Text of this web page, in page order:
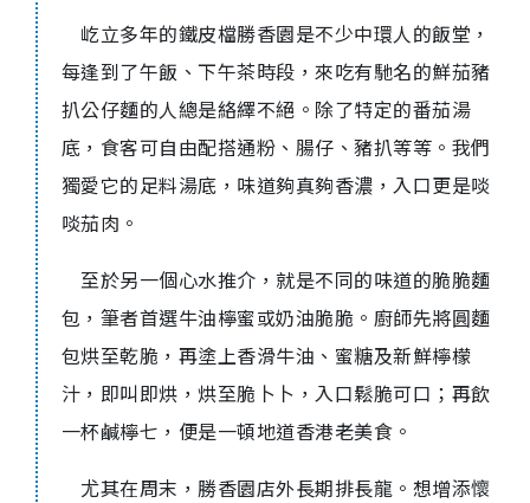
屹立多年的鐵皮檔勝香園是不少中環人的飯堂，
每逢到了午飯、下午茶時段，來吃有馳名的鮮茄豬
扒公仔麵的人總是絡繹不絕。除了特定的番茄湯
底，食客可自由配搭通粉、腸仔、豬扒等等。我們
獨愛它的足料湯底，味道夠真夠香濃，入口更是啖
啖茄肉。
至於另一個心水推介，就是不同的味道的脆脆麵
包，筆者首選牛油檸蜜或奶油脆脆。廚師先將圓麵
包烘至乾脆，再塗上香滑牛油、蜜糖及新鮮檸檬
汁，即叫即烘，烘至脆卜卜，入口鬆脆可口；再飲
一杯鹹檸七，便是一頓地道香港老美食。
尤其在周末，勝香園店外長期排長龍。想增添懷